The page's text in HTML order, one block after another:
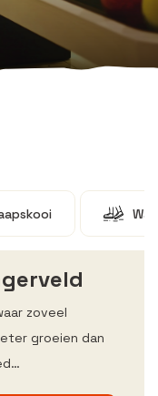
zoveel
groeien dan